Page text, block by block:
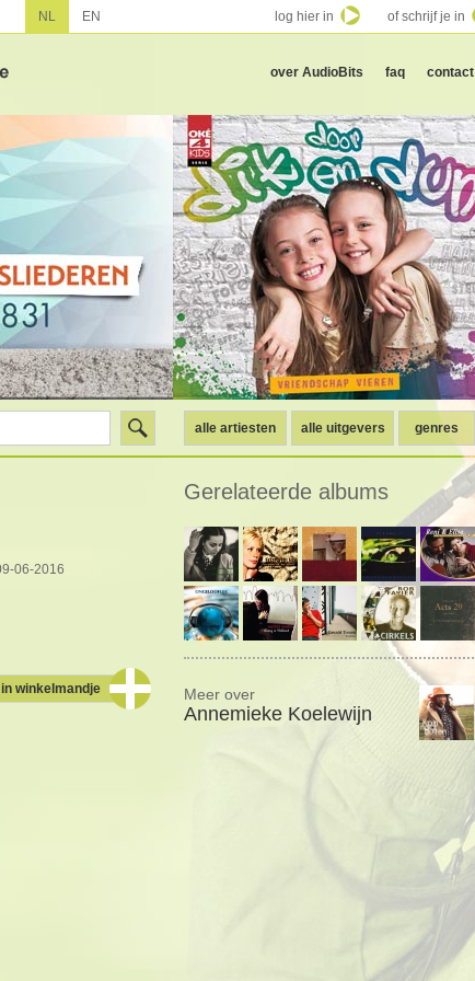
over AudioBits faq contact
alle artiesten alle uitgevers genres
06-2016
in winkelmandje
Gerelateerde albums
Meer over
Annemieke Koelewijn
NL EN log hier in of schrijf je in